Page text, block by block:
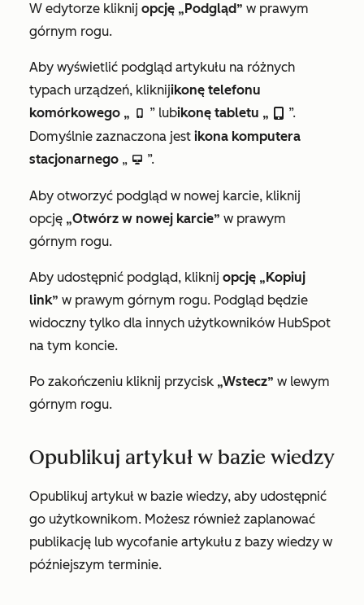
W edytorze kliknij opcję „Podgląd” w prawym
górnym rogu.
Aby wyświetlić podgląd artykułu na różnych
typach urządzeń, kliknijikonę telefonu
komórkowego „
mobileIcon ” lubikonę tabletu „ tabletIcon ”.
Domyślnie zaznaczona jest ikona komputera
stacjonarnego „ desktopIcon ”.
Aby otworzyć podgląd w nowej karcie, kliknij
opcję „Otwórz w nowej karcie” w prawym
górnym rogu.
Aby udostępnić podgląd, kliknij opcję „Kopiuj
link” w prawym górnym rogu. Podgląd będzie
widoczny tylko dla innych użytkowników HubSpot
na tym koncie.
Po zakończeniu kliknij przycisk „Wstecz” w lewym
górnym rogu.
Opublikuj artykuł w bazie wiedzy
Opublikuj artykuł w bazie wiedzy, aby udostępnić
go użytkownikom. Możesz również zaplanować
publikację lub wycofanie artykułu z bazy wiedzy w
późniejszym terminie.